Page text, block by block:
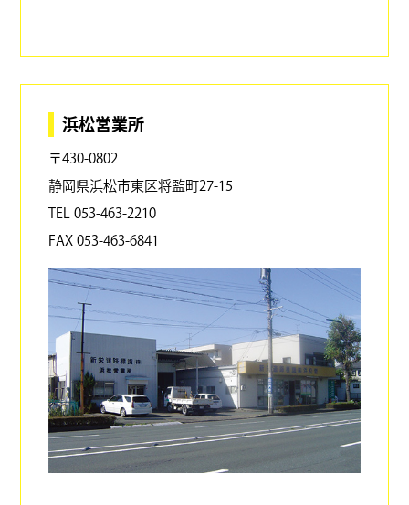
浜松営業所
〒430-0802
静岡県浜松市東区将監町27-15
TEL 053-463-2210
FAX 053-463-6841